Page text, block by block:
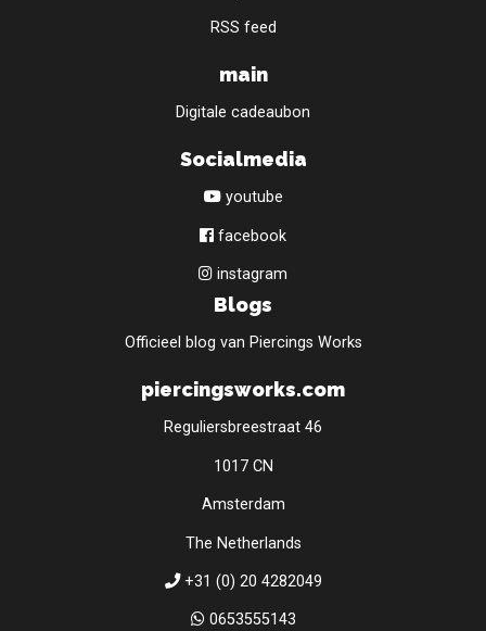
RSS feed
main
Digitale cadeaubon
Socialmedia
youtube
facebook
instagram
Blogs
Officieel blog van Piercings Works
piercingsworks.com
Reguliersbreestraat 46
1017 CN
Amsterdam
The Netherlands
+31 (0) 20 4282049
0653555143